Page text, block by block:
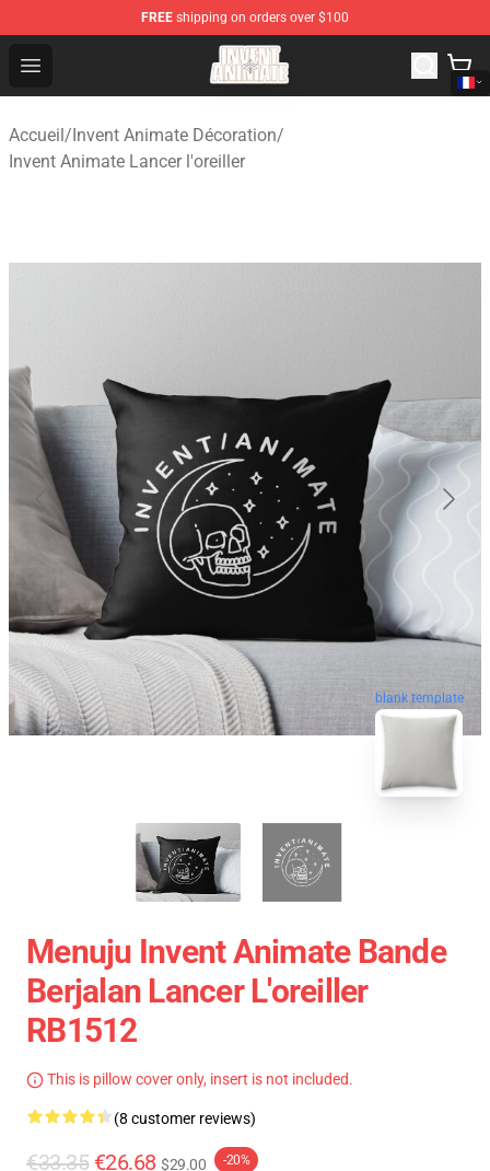
FREE shipping on orders over $100
Open menu
Invent Animate Shop - Official Invent Animate
Accueil/Invent Animate Décoration/
Invent Animate Lancer l'oreiller
blank template
Menuju Invent Animate Bande
Berjalan Lancer L'oreiller
RB1512
This is pillow cover only, insert is not included.
(8 customer reviews)
€33.35 €26.68 $29.00 -20%